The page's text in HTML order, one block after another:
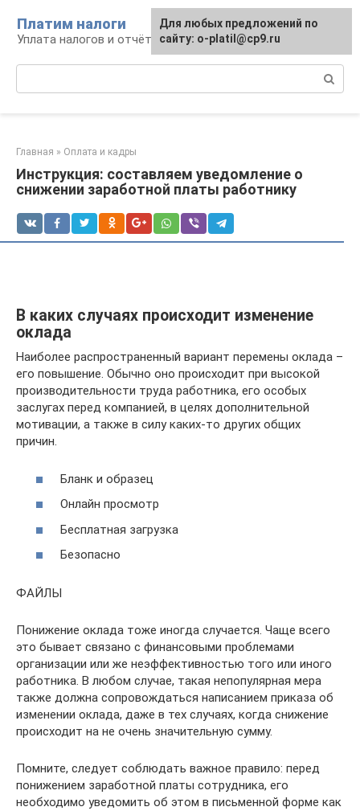
контенту
Платим налоги
Уплата налогов и отчётность
Главная » Оплата и кадры
Инструкция: составляем уведомление о
снижении заработной платы работнику
В каких случаях происходит изменение
оклада
Наиболее распространенный вариант перемены оклада –
его повышение. Обычно оно происходит при высокой
производительности труда работника, его особых
заслугах перед компанией, в целях дополнительной
мотивации, а также в силу каких-то других общих
причин.
Бланк и образец
Онлайн просмотр
Бесплатная загрузка
Безопасно
ФАЙЛЫ
Понижение оклада тоже иногда случается. Чаще всего
это бывает связано с финансовыми проблемами
организации или же неэффективностью того или иного
работника. В любом случае, такая непопулярная мера
также должна сопровождаться написанием приказа об
изменении оклада, даже в тех случаях, когда снижение
происходит на не очень значительную сумму.
Помните, следует соблюдать важное правило: перед
понижением заработной платы сотрудника, его
необходимо уведомить об этом в письменной форме как
Для любых предложений по
сайту: o-platil@cp9.ru